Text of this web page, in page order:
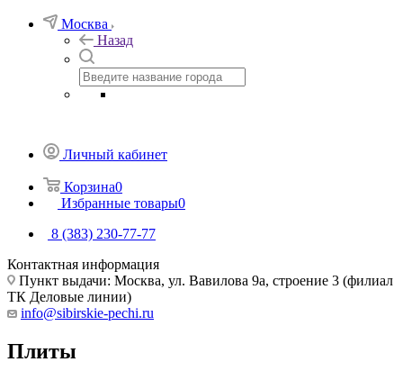
Москва
Назад
Личный кабинет
Корзина0
Избранные товары0
8 (383) 230-77-77
Контактная информация
Пункт выдачи: Москва, ул. Вавилова 9а, строение 3 (филиал
ТК Деловые линии)
info@sibirskie-pechi.ru
Плиты